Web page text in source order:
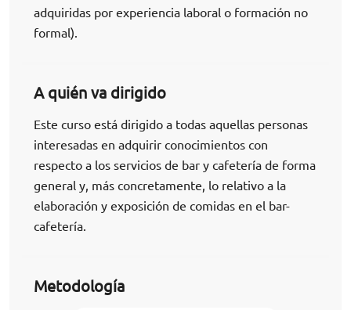
adquiridas por experiencia laboral o formación no
formal).
A quién va dirigido
Este curso está dirigido a todas aquellas personas
interesadas en adquirir conocimientos con
respecto a los servicios de bar y cafetería de forma
general y, más concretamente, lo relativo a la
elaboración y exposición de comidas en el bar-
cafetería.
Metodología